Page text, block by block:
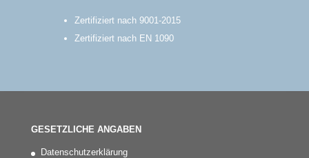
Zertifiziert nach 9001-2015
Zertifiziert nach EN 1090
GESETZLICHE ANGABEN
Datenschutzerklärung